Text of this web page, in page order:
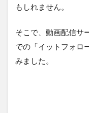
もしれません。
そこで、動画配信サ
での「イットフォロ
みました。